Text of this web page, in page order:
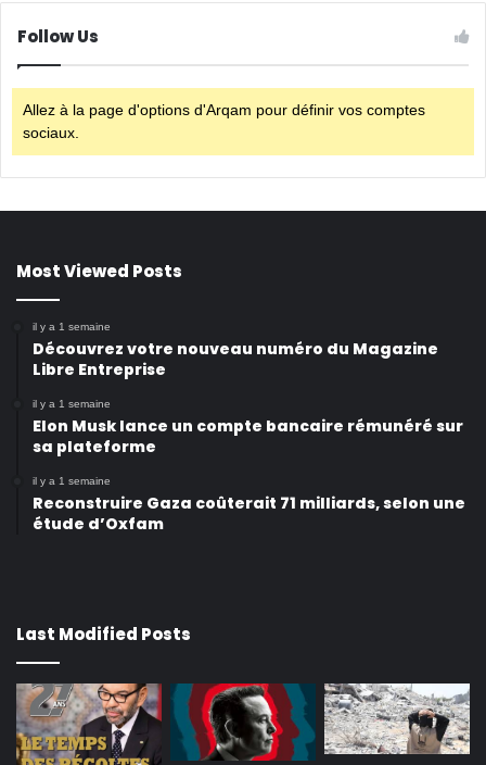
Follow Us
Allez à la page d'options d'Arqam pour définir vos comptes
sociaux.
Most Viewed Posts
il y a 1 semaine
Découvrez votre nouveau numéro du Magazine
Libre Entreprise
il y a 1 semaine
Elon Musk lance un compte bancaire rémunéré sur
sa plateforme
il y a 1 semaine
Reconstruire Gaza coûterait 71 milliards, selon une
étude d’Oxfam
Last Modified Posts